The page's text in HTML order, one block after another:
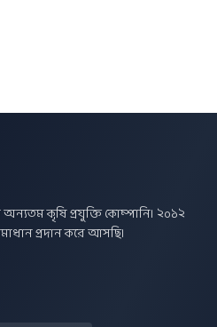
কৃষি প্রযুক্তি কোম্পানি। ২০১২
প্রদান করে আসছি।